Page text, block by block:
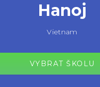
Hanoj
Vietnam
VYBRAT ŠKOLU